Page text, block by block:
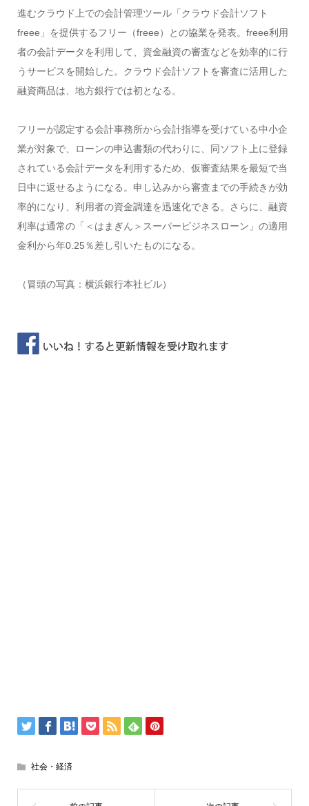
進むクラウド上での会計管理ツール「クラウド会計ソフト
freee」を提供するフリー（freee）との協業を発表。freee利用
者の会計データを利用して、資金融資の審査などを効率的に行
うサービスを開始した。クラウド会計ソフトを審査に活用した
融資商品は、地方銀行では初となる。
フリーが認定する会計事務所から会計指導を受けている中小企
業が対象で、ローンの申込書類の代わりに、同ソフト上に登録
されている会計データを利用するため、仮審査結果を最短で当
日中に返せるようになる。申し込みから審査までの手続きが効
率的になり、利用者の資金調達を迅速化できる。さらに、融資
利率は通常の「＜はまぎん＞スーパービジネスローン」の適用
金利から年0.25％差し引いたものになる。
（冒頭の写真：横浜銀行本社ビル）
社会・経済